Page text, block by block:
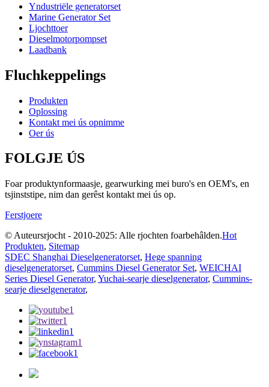
Yndustriële generatorset
Marine Generator Set
Ljochttoer
Dieselmotorpompset
Laadbank
Fluchkeppelings
Produkten
Oplossing
Kontakt mei ús opnimme
Oer ús
FOLGJE ÚS
Foar produktynformaasje, gearwurking mei buro's en OEM's, en
tsjinststipe, nim dan gerêst kontakt mei ús op.
Ferstjoere
© Auteursrjocht - 2010-2025: Alle rjochten foarbehâlden.Hot
Produkten, Sitemap
SDEC Shanghai Dieselgeneratorset, Hege spanning
dieselgeneratorset, Cummins Diesel Generator Set, WEICHAI
Series Diesel Generator, Yuchai-searje dieselgenerator, Cummins-
searje dieselgenerator,